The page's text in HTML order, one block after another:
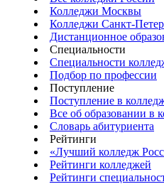
Колледжи Москвы
Колледжи Санкт-
Дистанционное
Специальности
Специальности
Подбор по профессии
Поступление
Поступление в
Все об образовании в
Словарь абитуриента
Рейтинги
«Лучший колледж
Рейтинги колледжей
Рейтинги